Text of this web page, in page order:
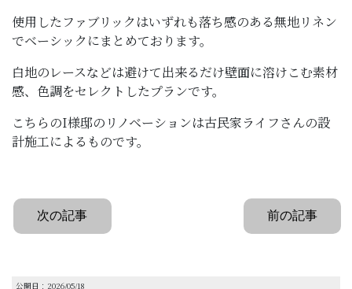
使用したファブリックはいずれも落ち感のある無地リネン
でベーシックにまとめております。
白地のレースなどは避けて出来るだけ壁面に溶けこむ素材
感、色調をセレクトしたプランです。
こちらのI様邸のリノベーションは古民家ライフさんの設
計施工によるものです。
次の記事 前の記事
公開日：2026/05/18